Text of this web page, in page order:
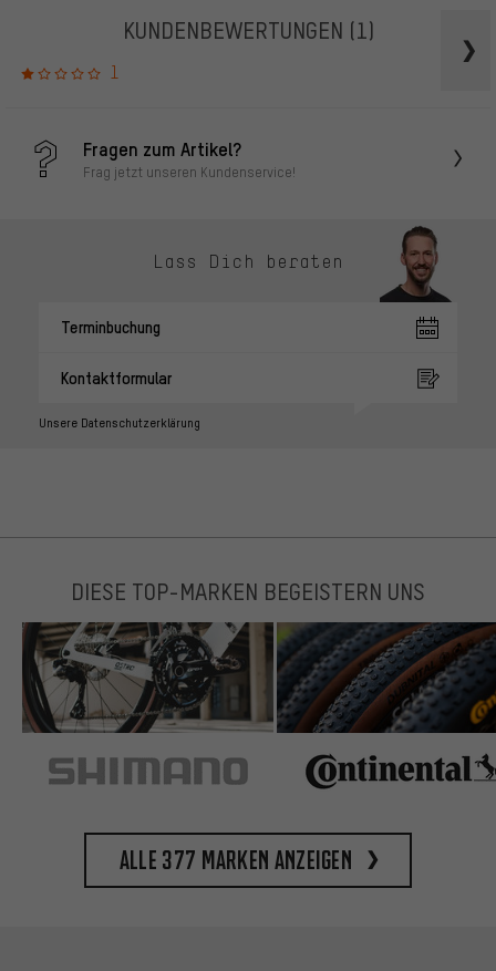
KUNDENBEWERTUNGEN (1)
1
Fragen zum Artikel?
Frag jetzt unseren Kundenservice!
Lass Dich beraten
Terminbuchung
Kontaktformular
Unsere Datenschutzerklärung
DIESE TOP-MARKEN BEGEISTERN UNS
Alle 377 Marken anzeigen